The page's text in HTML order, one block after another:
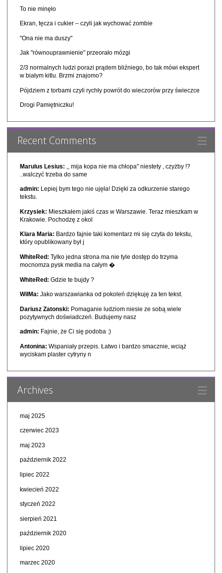
To nie minęło
Ekran, tęcza i cukier – czyli jak wychować zombie
"Ona nie ma duszy"
Jak "równouprawnienie" przeorało mózgi
2/3 normalnych ludzi porazi prądem bliźniego, bo tak mówi ekspert
w białym kitlu. Brzmi znajomo?
Pójdziem z torbami czyli rychły powrót do wieczorów przy świeczce
Drogi Pamiętniczku!
Recent Comments
Marulus Lesius: ,, mija kopa nie ma chłopa" niestety , czyżby !?
..walczyć trzeba do same
admin: Lepiej bym tego nie ujęła! Dzięki za odkurzenie starego
tekstu.
Krzysiek: Mieszkałem jakiś czas w Warszawie. Teraz mieszkam w
Krakowie. Pochodzę z okol
Klara Maria: Bardzo fajnie taki komentarz mi się czyta do tekstu,
który opublikowany był j
WhiteRed: Tylko jedna strona ma nie tyle dostęp do trzyma
mocnomza pysk media na całym �
WhiteRed: Gdzie te bujdy ?
WilMa: Jako warszawianka od pokoleń dziękuję za ten tekst.
Dariusz Zatonski: Pomaganie ludziom niesie ze sobą wiele
pozytywnych doświadczeń. Budujemy nasz
admin: Fajnie, że Ci się podoba :)
Antonina: Wspaniały przepis. Łatwo i bardzo smacznie, wciąż
wyciskam plaster cytryny n
Archives
maj 2025
czerwiec 2023
maj 2023
październik 2022
lipiec 2022
kwiecień 2022
styczeń 2022
sierpień 2021
październik 2020
lipiec 2020
marzec 2020